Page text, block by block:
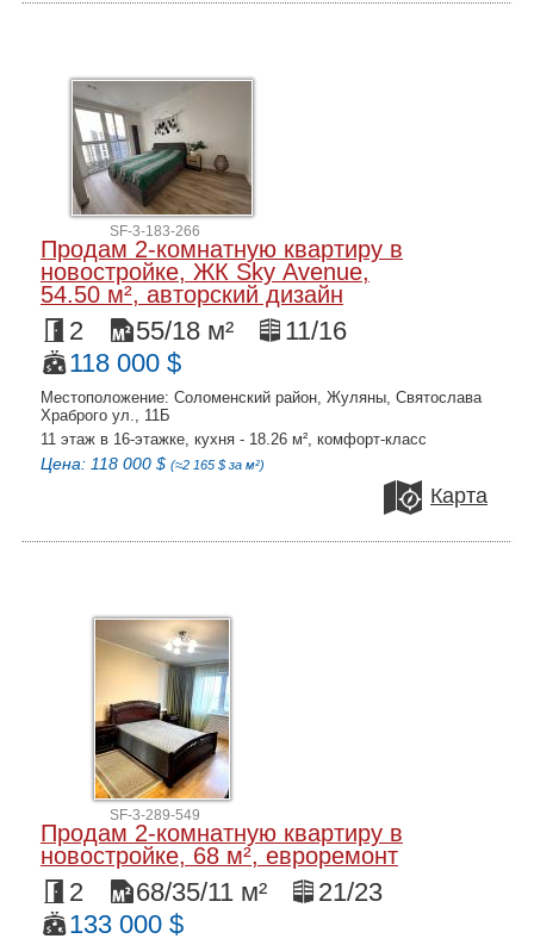
SF-3-183-266
Продам 2-комнатную квартиру в
новостройке, ЖК Sky Avenue,
54.50 м², авторский дизайн
2 55/18 м²
11/16
118 000 $
Местоположение: Соломенский район, Жуляны, Святослава
Храброго ул., 11Б
11 этаж в 16-этажке, кухня - 18.26 м², комфорт-класс
Цена: 118 000 $ (≈2 165 $ за м²)
Карта
SF-3-289-549
Продам 2-комнатную квартиру в
новостройке, 68 м², евроремонт
2 68/35/11 м²
21/23
133 000 $